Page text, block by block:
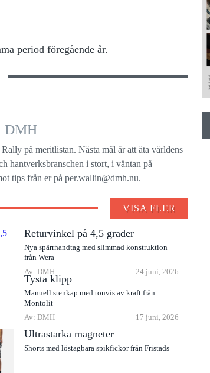
period föregående år.
DMH
på meritlistan. Nästa mål är att äta världens
hantverksbranschen i stort, i väntan på
tips från er på per.wallin@dmh.nu.
VISA FLER
Returvinkel på 4,5 grader
Nya spärrhandtag med slimmad konstruktion
från Wera
Av: DMH
24 juni, 2026
Tysta klipp
Manuell stenkap med tonvis av kraft från
Montolit
Av: DMH
17 juni, 2026
Ultrastarka magneter
Shorts med löstagbara spikfickor från Fristads